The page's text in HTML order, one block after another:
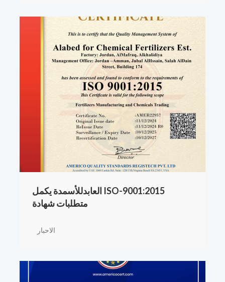
ISO-9001:2015 العابدللأسمدة يكمل
متطلبات شهادة
الاحبار